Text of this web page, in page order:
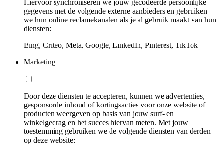
Hiervoor synchroniseren we jouw gecodeerde persoonlijke
gegevens met de volgende externe aanbieders en gebruiken
we hun online reclamekanalen als je al gebruik maakt van hun
diensten:
Bing, Criteo, Meta, Google, LinkedIn, Pinterest, TikTok
Marketing
Door deze diensten te accepteren, kunnen we advertenties,
gesponsorde inhoud of kortingsacties voor onze website of
producten weergeven op basis van jouw surf- en
winkelgedrag en het succes hiervan meten. Met jouw
toestemming gebruiken we de volgende diensten van derden
op deze website: